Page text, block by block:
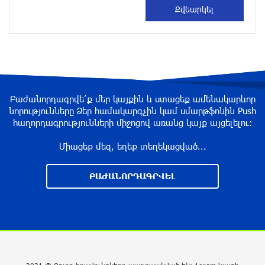
ՌԴ ԶՈւ-ն վերահսկողության տակ է վերցրել
Դաշտավանի կրակոցների վերաբերյալ
տեղեկատվությունը չի համապատասխանում
իրականությանը. ՆԳՆ
14 ժամ առաջ
վերականգնողական աշխատանքների
Բաժանորդագրվե՛ք մեր կայքին և ստացեք ամենակարևոր
նորությունները Ձեր համակարգչին կամ սմարթֆոնին Push
հաղորդագրությունների միջոցով առանց կայք այցելելու։
Միացեք մեզ, եղեք տեղեկացված...
ԲԱԺԱՆՈՐԴԱԳՐՎԵԼ